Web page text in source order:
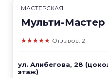
МАСТЕРСКАЯ
Мульти-Мастер
★★★★★ Отзывов: 2
ул. Алибегова, 28
этаж)